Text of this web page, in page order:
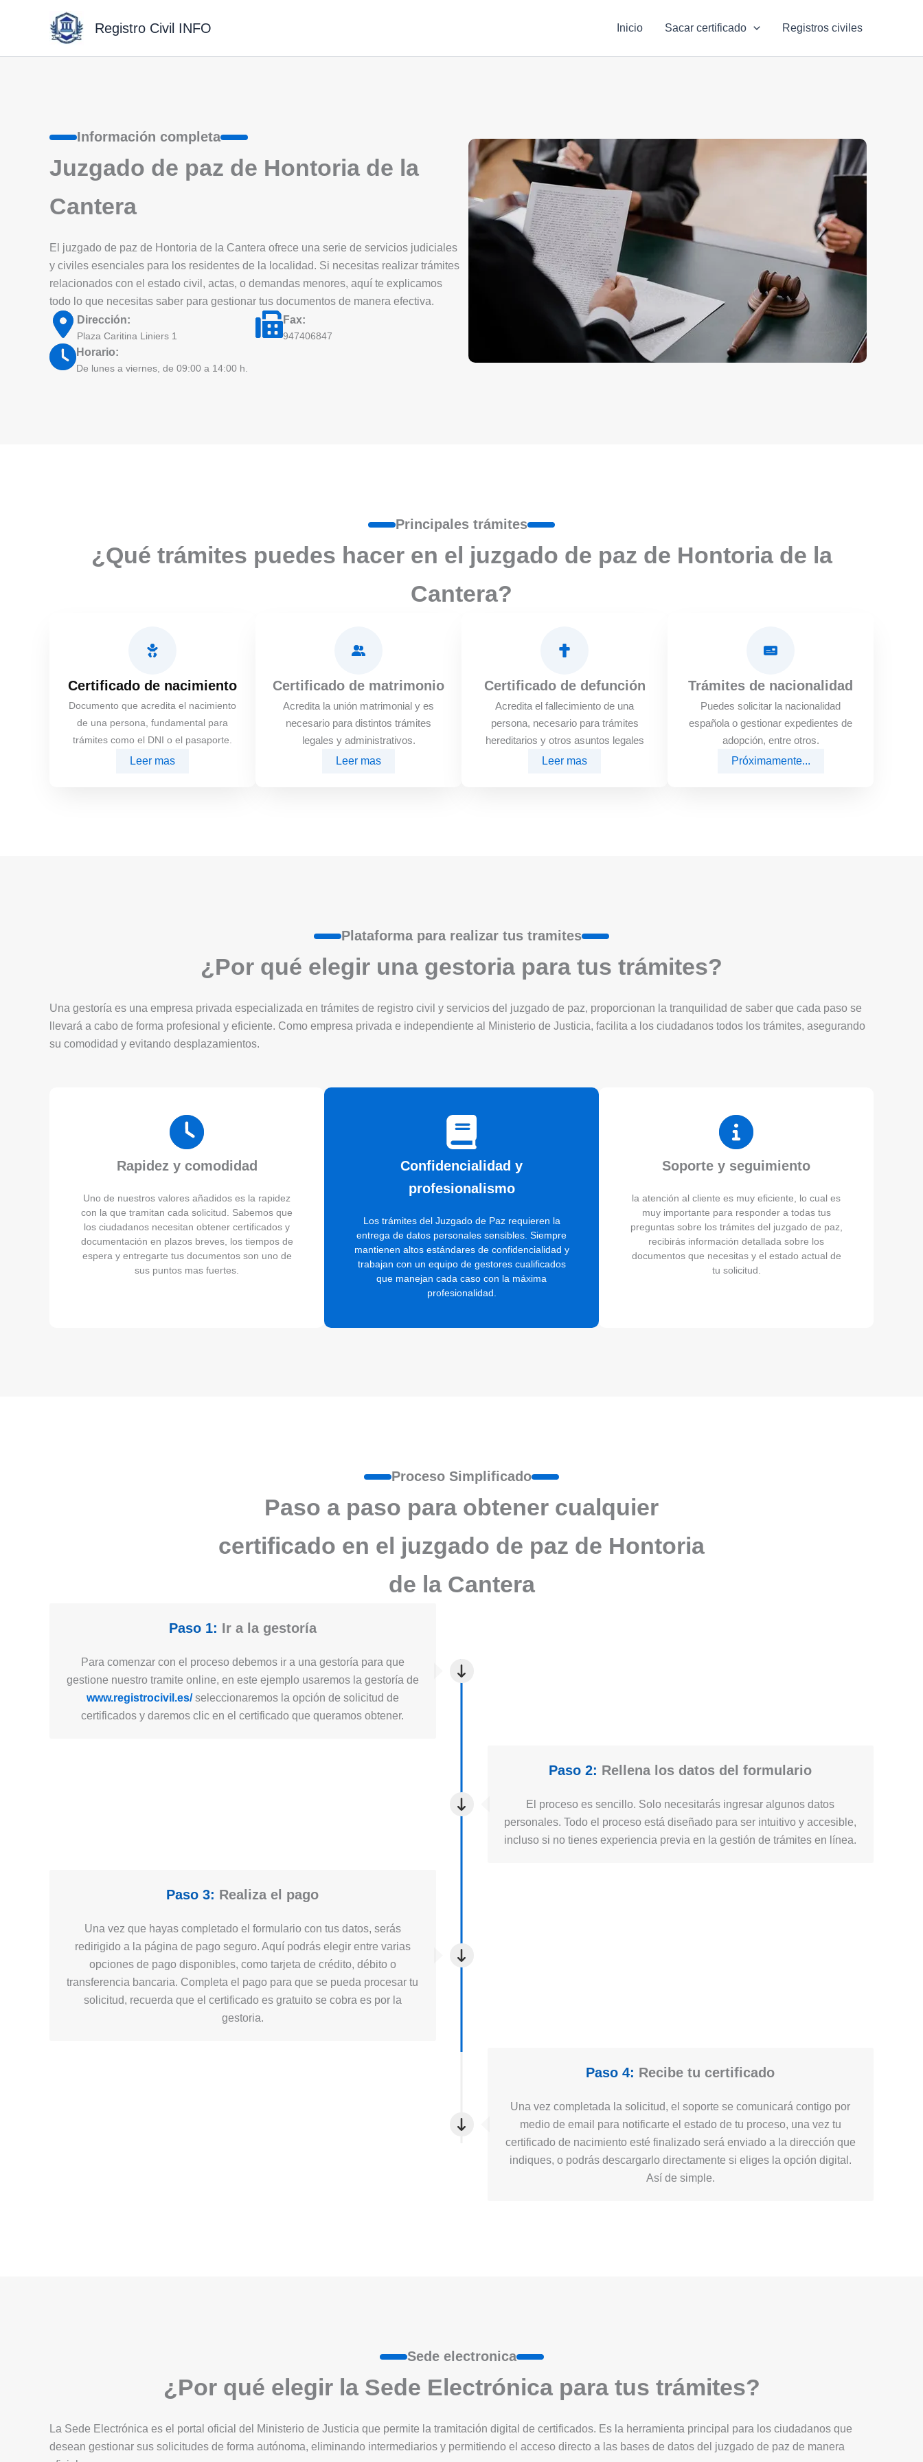
Registro Civil INFO Inicio Sacar certificado Registros civiles
Información completa
Juzgado de paz de Hontoria de la
Cantera
El juzgado de paz de Hontoria de la Cantera ofrece una serie de servicios judiciales
y civiles esenciales para los residentes de la localidad. Si necesitas realizar trámites
relacionados con el estado civil, actas, o demandas menores, aquí te explicamos
todo lo que necesitas saber para gestionar tus documentos de manera efectiva.
Dirección:
Plaza Caritina Liniers 1
Fax:
947406847
Horario:
De lunes a viernes, de 09:00 a 14:00 h.
Principales trámites
¿Qué trámites puedes hacer en el juzgado de paz de Hontoria de la
Cantera?
Certificado de nacimiento
Documento que acredita el nacimiento
de una persona, fundamental para
trámites como el DNI o el pasaporte.
Leer mas
Certificado de matrimonio
Acredita la unión matrimonial y es
necesario para distintos trámites
legales y administrativos.
Leer mas
Certificado de defunción
Acredita el fallecimiento de una
persona, necesario para trámites
hereditarios y otros asuntos legales
Leer mas
Trámites de nacionalidad
Puedes solicitar la nacionalidad
española o gestionar expedientes de
adopción, entre otros.
Próximamente...
Plataforma para realizar tus tramites
¿Por qué elegir una gestoria para tus trámites?
Una gestoría es una empresa privada especializada en trámites de registro civil y servicios del juzgado de paz, proporcionan la tranquilidad de saber que cada paso se
llevará a cabo de forma profesional y eficiente. Como empresa privada e independiente al Ministerio de Justicia, facilita a los ciudadanos todos los trámites, asegurando
su comodidad y evitando desplazamientos.
Rapidez y comodidad
Uno de nuestros valores añadidos es la rapidez
con la que tramitan cada solicitud. Sabemos que
los ciudadanos necesitan obtener certificados y
documentación en plazos breves, los tiempos de
espera y entregarte tus documentos son uno de
sus puntos mas fuertes.
Confidencialidad y
profesionalismo
Los trámites del Juzgado de Paz requieren la
entrega de datos personales sensibles. Siempre
mantienen altos estándares de confidencialidad y
trabajan con un equipo de gestores cualificados
que manejan cada caso con la máxima
profesionalidad.
Soporte y seguimiento
la atención al cliente es muy eficiente, lo cual es
muy importante para responder a todas tus
preguntas sobre los trámites del juzgado de paz,
recibirás información detallada sobre los
documentos que necesitas y el estado actual de
tu solicitud.
Proceso Simplificado
Paso a paso para obtener cualquier
certificado en el juzgado de paz de Hontoria
de la Cantera
Paso 1: Ir a la gestoría
Para comenzar con el proceso debemos ir a una gestoría para que
gestione nuestro tramite online, en este ejemplo usaremos la gestoría de
www.registrocivil.es/seleccionaremos la opción de solicitud de
certificados y daremos clic en el certificado que queramos obtener.
Paso 2: Rellena los datos del formulario
El proceso es sencillo. Solo necesitarás ingresar algunos datos
personales. Todo el proceso está diseñado para ser intuitivo y accesible,
incluso si no tienes experiencia previa en la gestión de trámites en línea.
Paso 3: Realiza el pago
Una vez que hayas completado el formulario con tus datos, serás
redirigido a la página de pago seguro. Aquí podrás elegir entre varias
opciones de pago disponibles, como tarjeta de crédito, débito o
transferencia bancaria. Completa el pago para que se pueda procesar tu
solicitud, recuerda que el certificado es gratuito se cobra es por la
gestoria.
Paso 4: Recibe tu certificado
Una vez completada la solicitud, el soporte se comunicará contigo por
medio de email para notificarte el estado de tu proceso, una vez tu
certificado de nacimiento esté finalizado será enviado a la dirección que
indiques, o podrás descargarlo directamente si eliges la opción digital.
Así de simple.
Sede electronica
¿Por qué elegir la Sede Electrónica para tus trámites?
La Sede Electrónica es el portal oficial del Ministerio de Justicia que permite la tramitación digital de certificados. Es la herramienta principal para los ciudadanos que
desean gestionar sus solicitudes de forma autónoma, eliminando intermediarios y permitiendo el acceso directo a las bases de datos del juzgado de paz de manera